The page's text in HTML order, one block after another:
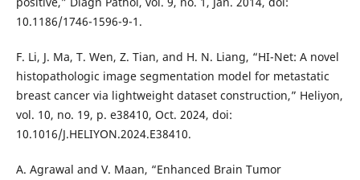
10.1186/1746-1596-9-1.
F. Li, J. Ma, T. Wen, Z. Tian, and H. N. Liang, “HI-Net: A novel
histopathologic image segmentation model for metastatic
breast cancer via lightweight dataset construction,” Heliyon,
vol. 10, no. 19, p. e38410, Oct. 2024, doi:
10.1016/J.HELIYON.2024.E38410.
A. Agrawal and V. Maan, “Enhanced Brain Tumor